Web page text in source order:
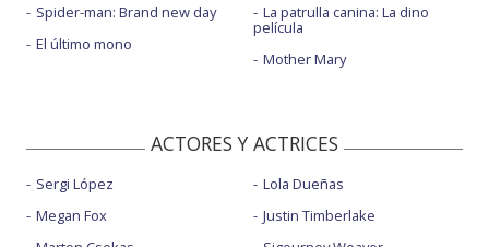
Spider-man: Brand new day
El último mono
La patrulla canina: La dino
película
Mother Mary
ACTORES Y ACTRICES
Sergi López
Megan Fox
Lola Dueñas
Justin Timberlake